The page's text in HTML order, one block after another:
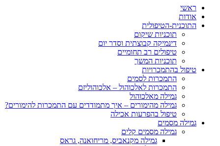
ראשי
אודות
התוכנית-הטיפולית
תוכניות שיקום
דינמיקה קבוצתית וסדר יום
טיפולים רב תחומיים
תוכניות המשך
טיפול בהתמכרויות
התמכרות לסמים
התמכרות לאלכוהול – אלכוהוליזם
גמילה מאלכוהול
גמילה מהימורים – איך מתמודדים עם התמכרות להימורים?
טיפול בהפרעות אכילה
גמילה מסמים
גמילה מסמים קלים
גמילה מקנאביס, מריחואנה, גראס